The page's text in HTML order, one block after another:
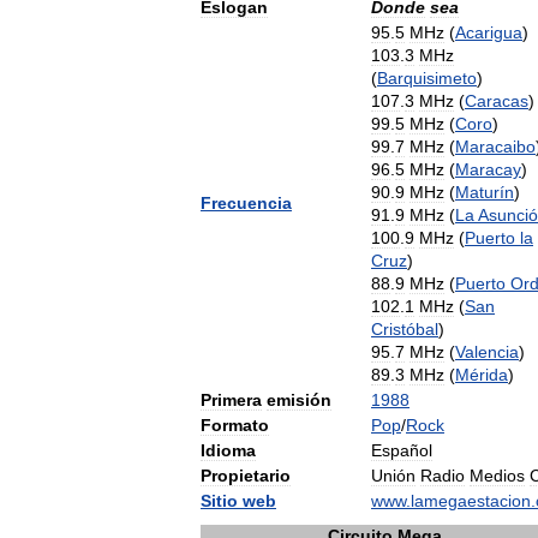
Eslogan
Donde sea
Frecuencia
95 5 MHz (Acarigua)
103 3 MHz
(Barquisimeto)
107 3 MHz (Caracas)
99 5 MHz (Coro)
99 7 MHz (Maracaibo
96 5 MHz (Maracay)
90 9 MHz (Maturín)
91 9 MHz (La
100 9 MHz (Puerto la
Cruz)
88 9 MHz (Puerto
102 1 MHz (San
Cristóbal)
95 7 MHz (Valencia)
89 3 MHz (Mérida)
Primera emisión
1988
Formato
Pop/Rock
Idioma
Español
Propietario
Unión Radio Medios
Sitio web www. lamegaestacion